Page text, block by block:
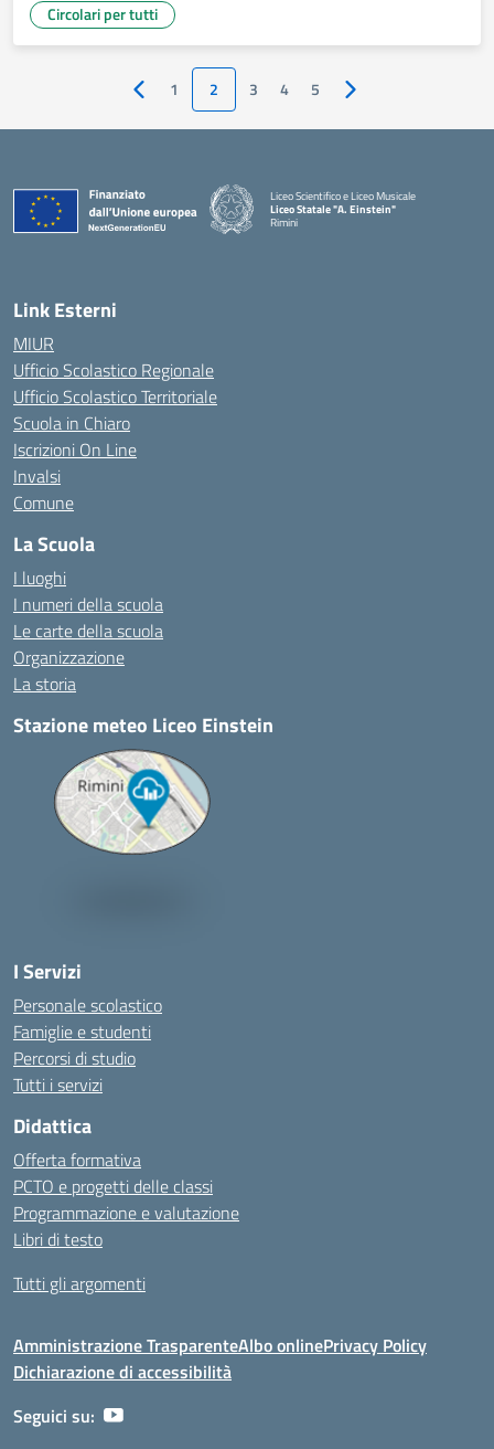
Circolari per tutti
Pagina precedente
1 2 3 4 5 Pagina successiva
Liceo Scientifico e Liceo Musicale
Liceo Statale "A. Einstein"
Rimini
Link Esterni
MIUR
Ufficio Scolastico Regionale
Ufficio Scolastico Territoriale
Scuola in Chiaro
Iscrizioni On Line
Invalsi
Comune
La Scuola
I luoghi
I numeri della scuola
Le carte della scuola
Organizzazione
La storia
Stazione meteo Liceo Einstein
I Servizi
Personale scolastico
Famiglie e studenti
Percorsi di studio
Tutti i servizi
Didattica
Offerta formativa
PCTO e progetti delle classi
Programmazione e valutazione
Libri di testo
Tutti gli argomenti
Amministrazione TrasparenteAlbo onlinePrivacy Policy
Dichiarazione di accessibilità
Seguici su: